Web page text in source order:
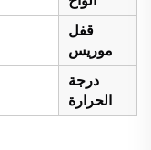
قفل
موريس
درجة
الحرارة